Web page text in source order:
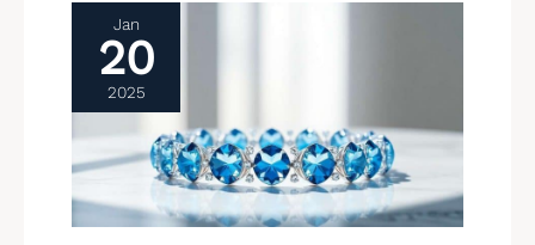
Jan
20
2025